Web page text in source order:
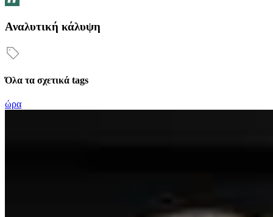
Αναλυτική κάλυψη
Όλα τα σχετικά tags
ώρα